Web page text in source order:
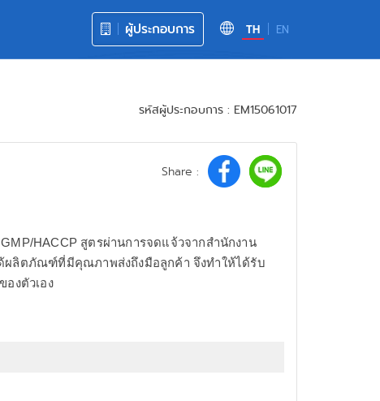
TH EN
ผู้ประกอบการ
รหัสผู้ประกอบการ : EM15061017
Share :
HACCP สูตรผ่านการจดแจ้วจากสำนักงาน
ผลิตภัณฑ์ที่มีคุณภาพส่งถึงมือลูกค้า จึงทำให้ได้รับ
งตัวเอง